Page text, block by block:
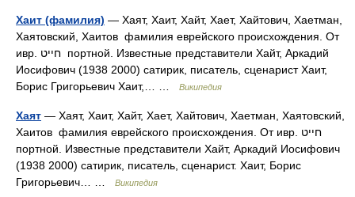
Хаит (фамилия) — Хаят, Хаит, Хайт, Хает, Хайтович, Хаетман,
Хаятовский, Хаитов фамилия еврейского происхождения. От
ивр. חייט‎ портной. Известные представители Хайт, Аркадий
Иосифович (1938 2000) сатирик, писатель, сценарист Хаит,
Борис Григорьевич Хаит,… …
Википедия
Хаят — Хаят, Хаит, Хайт, Хает, Хайтович, Хаетман, Хаятовский,
Хаитов фамилия еврейского происхождения. От ивр. חייט‎
портной. Известные представители Хайт, Аркадий Иосифович
(1938 2000) сатирик, писатель, сценарист. Хаит, Борис
Григорьевич… …
Википедия